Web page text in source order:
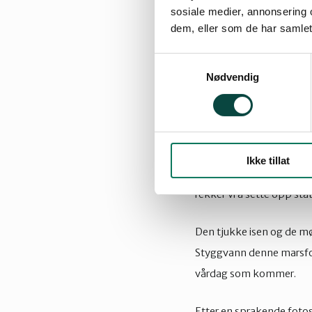
sosiale medier,
dem, eller som de har
Nødvendig
Ikke tillat
På vei oppover nyter vi
på vegen opp, men så
med nevnte Andersen i
Vel oppe på toppen
ligger snøflekker her og
opp mot Andersen på
rekker vi å sette opp
Den tjukke isen og de
Styggvann denne
vårdag som kommer.